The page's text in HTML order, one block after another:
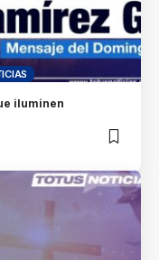
iluminen